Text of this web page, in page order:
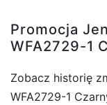
Promocja
WFA2729-1
Zobacz historię
WFA2729-1